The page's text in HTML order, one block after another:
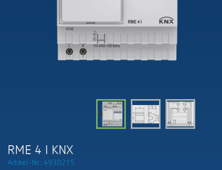
Präsenzmelder & Bewegungsmelder
LED-Leuchten
KNX-Systeme
LED Beleuchtung
Apps
Downloads
Kataloge und Prospekte
Konformitätserklärungen
Theben AG
Nachhaltigkeit
Technischer Support
Vertrieb Deutschland
RME 4 I KNX
Artikel-Nr.: 4930215